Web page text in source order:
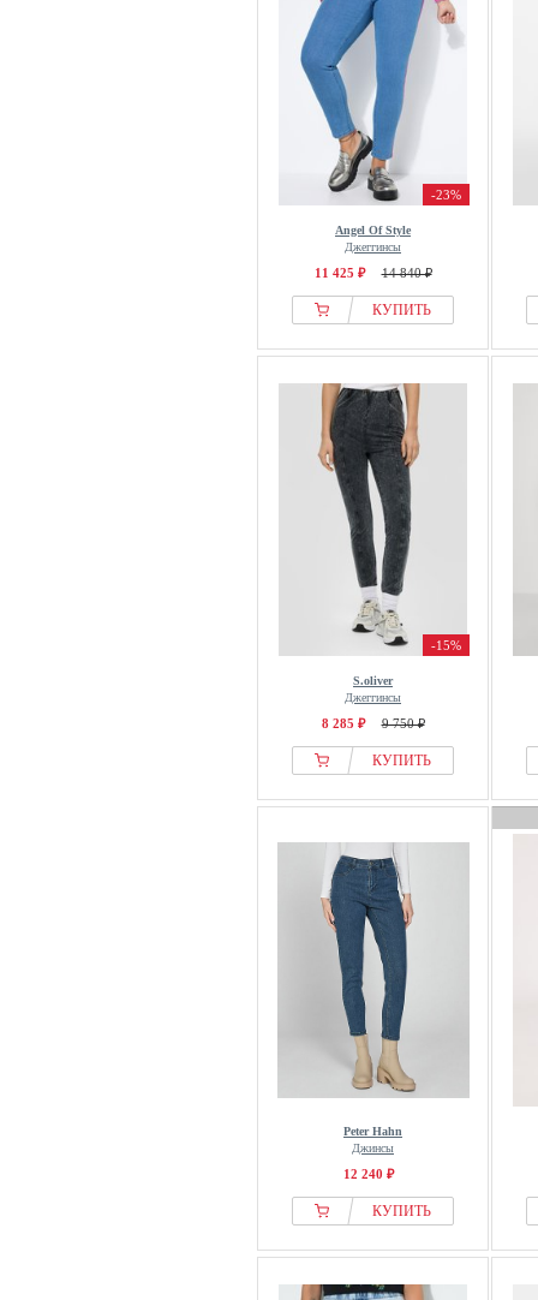
-23%
Angel Of Style
Джеггинсы
11 425 ₽ 14 840 ₽
КУПИТЬ
-15%
S.oliver
Джеггинсы
8 285 ₽ 9 750 ₽
КУПИТЬ
Peter Hahn
Джинсы
12 240 ₽
КУПИТЬ